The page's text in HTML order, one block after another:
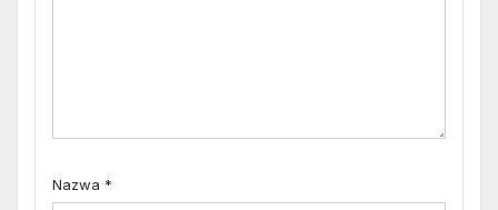
Nazwa *